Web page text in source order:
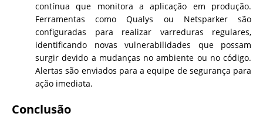
contínua que monitora a aplicação em produção.
Ferramentas como Qualys ou Netsparker são
configuradas para realizar varreduras regulares,
identificando novas vulnerabilidades que possam
surgir devido a mudanças no ambiente ou no código.
Alertas são enviados para a equipe de segurança para
ação imediata.
Conclusão